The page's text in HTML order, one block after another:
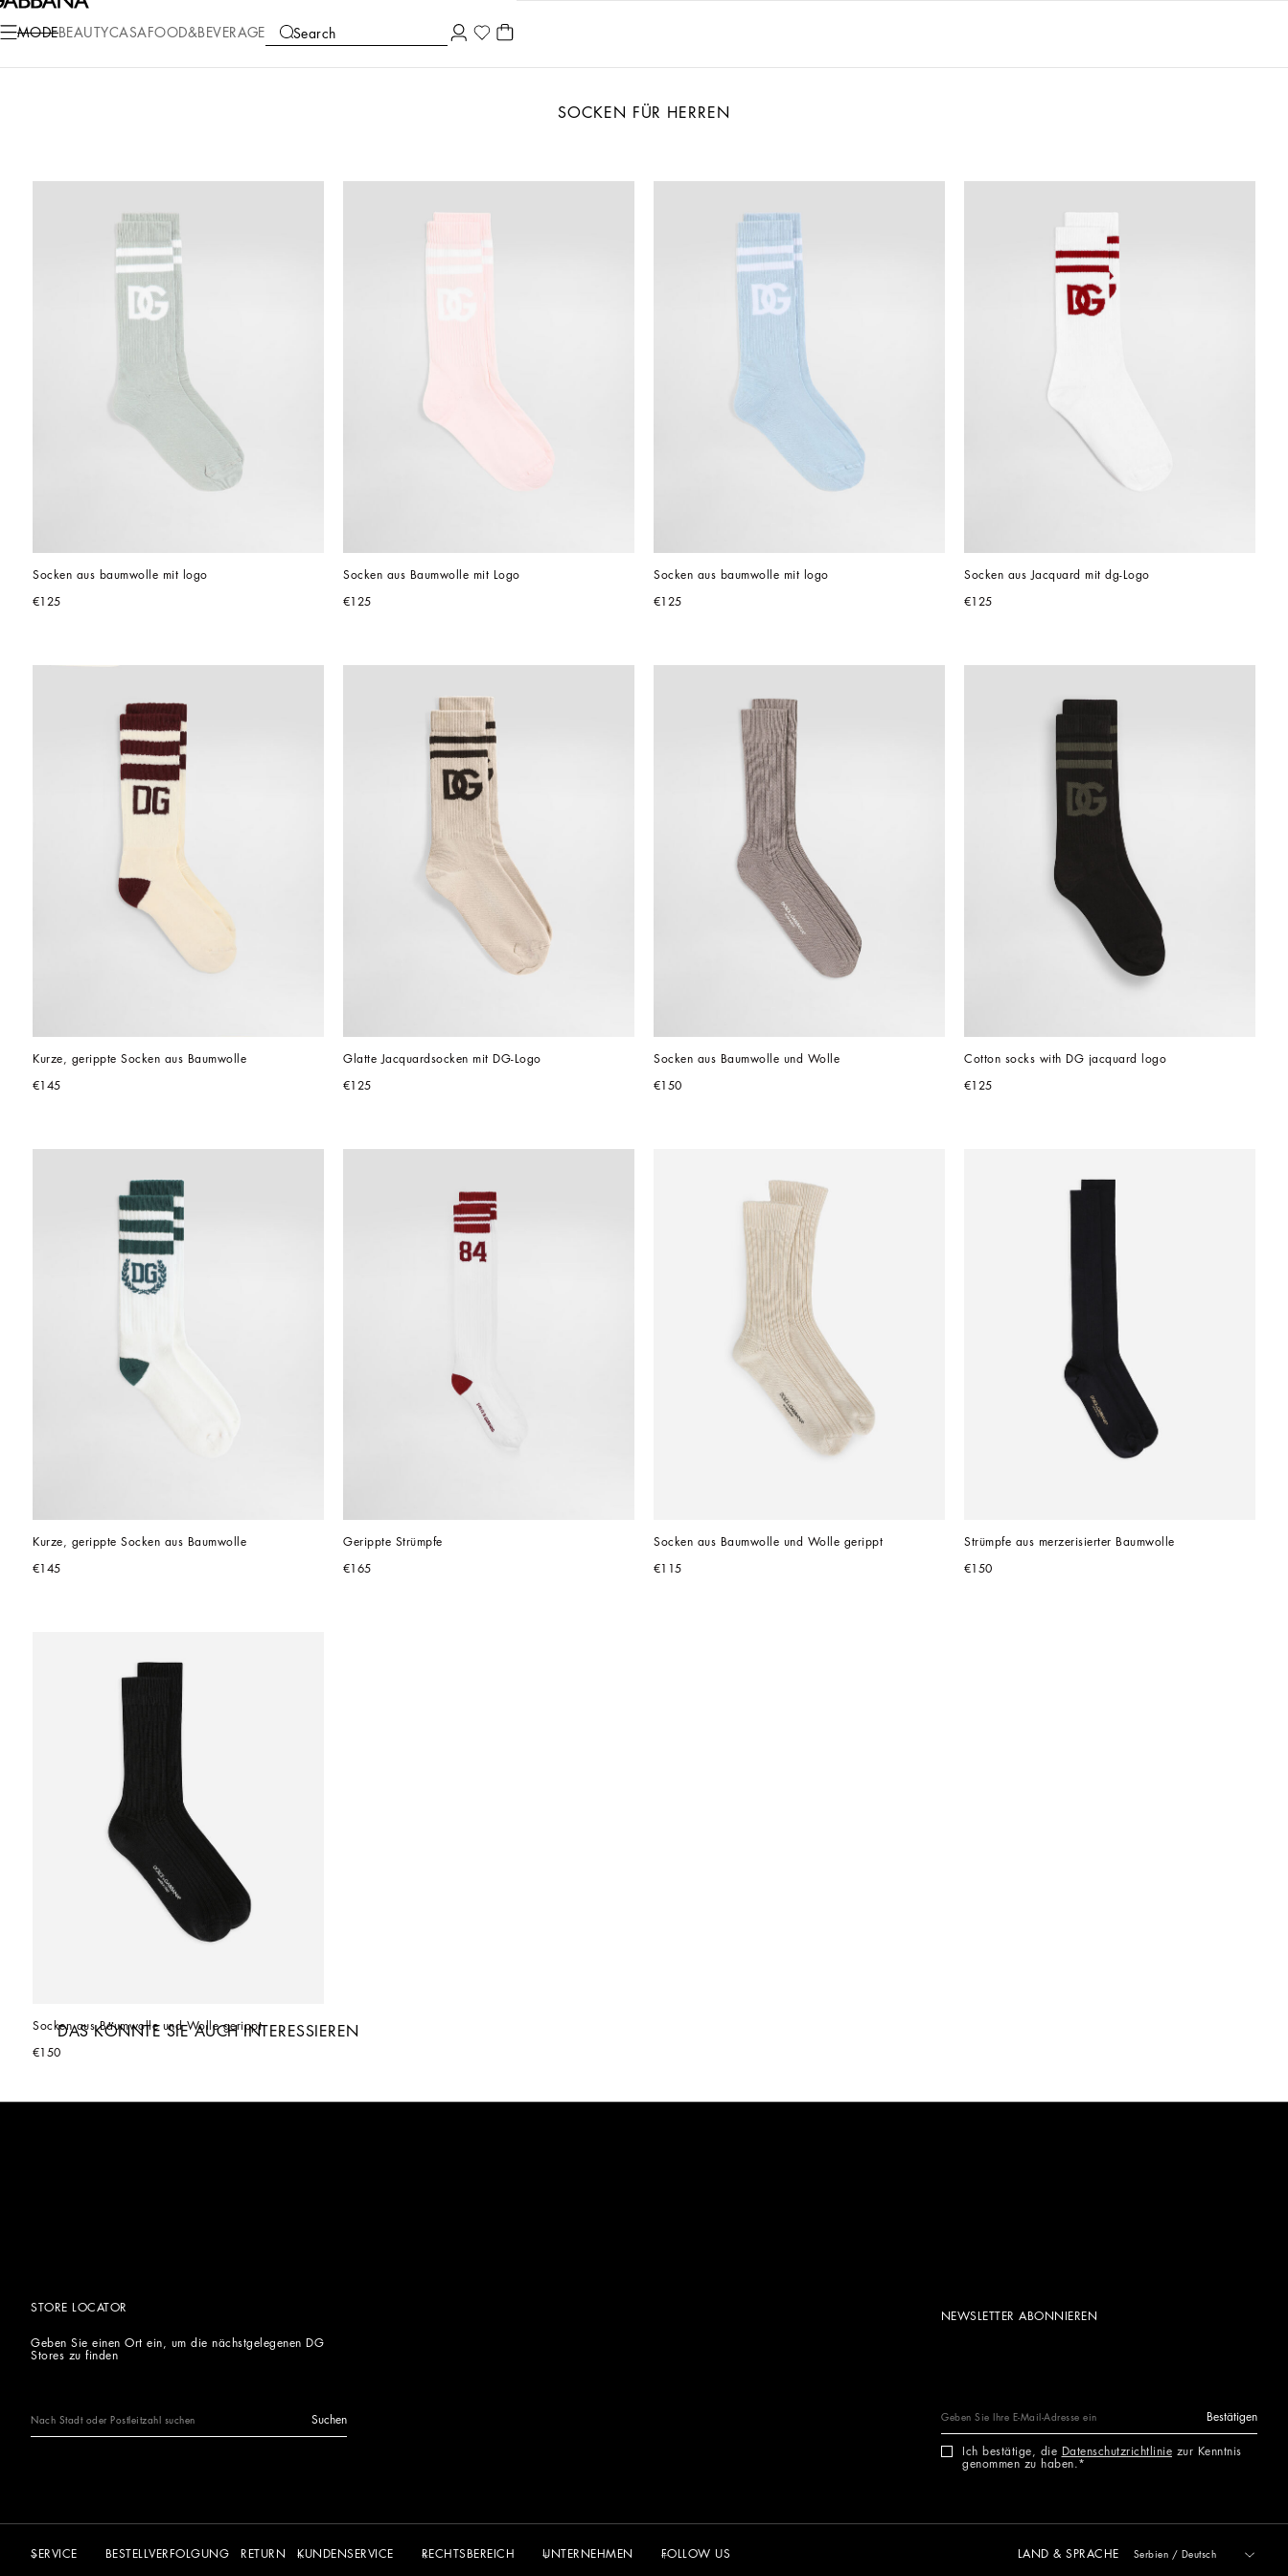
MODEBEAUTYCASA FOOD&BEVERAGE Search
COLLECTIONS
SOCKEN FÜR HERREN
Socken aus baumwolle mit logo
€125
Socken aus Baumwolle mit Logo
€125
Socken aus baumwolle mit logo
€125
Socken aus Jacquard mit dg-Logo
€125
Kurze, gerippte Socken aus Baumwolle
€145
Glatte Jacquardsocken mit DG-Logo
€125
Socken aus Baumwolle und Wolle
€150
Cotton socks with DG jacquard logo
€125
Kurze, gerippte Socken aus Baumwolle
€145
Gerippte Strümpfe
€165
Socken aus Baumwolle und Wolle gerippt
€115
Strümpfe aus merzerisierter Baumwolle
€150
Socken aus Baumwolle und Wolle gerippt
€150
DAS KÖNNTE SIE AUCH INTERESSIEREN
STORE LOCATOR
Geben Sie einen Ort ein, um die nächstgelegenen DG
Stores zu finden
Suchen
NEWSLETTER ABONNIEREN
Bestätigen
Ich bestätige, die Datenschutzrichtlinie zur Kenntnis
genommen zu haben.
SERVICE BESTELLVERFOLGUNG RETURN KUNDENSERVICE RECHTSBEREICH UNTERNEHMEN FOLLOW US LAND & SPRACHE Serbien / Deutsch